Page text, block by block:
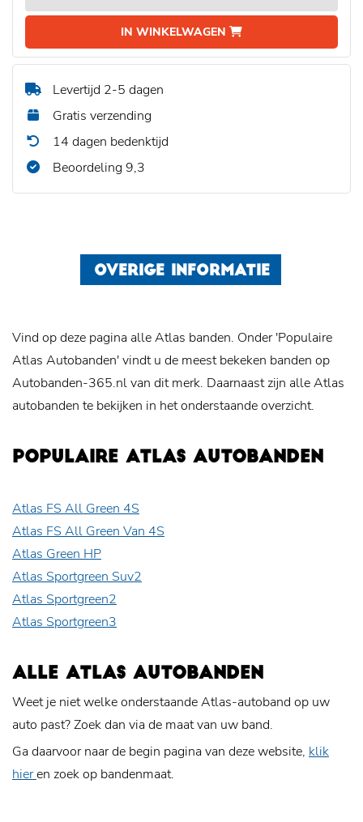
IN WINKELWAGEN
Levertijd 2-5 dagen
Gratis verzending
14 dagen bedenktijd
Beoordeling 9,3
OVERIGE INFORMATIE
Vind op deze pagina alle Atlas banden. Onder 'Populaire
Atlas Autobanden' vindt u de meest bekeken banden op
Autobanden-365.nl van dit merk. Daarnaast zijn alle Atlas
autobanden te bekijken in het onderstaande overzicht.
POPULAIRE ATLAS AUTOBANDEN
Atlas FS All Green 4S
Atlas FS All Green Van 4S
Atlas Green HP
Atlas Sportgreen Suv2
Atlas Sportgreen2
Atlas Sportgreen3
ALLE ATLAS AUTOBANDEN
Weet je niet welke onderstaande Atlas-autoband op uw
auto past? Zoek dan via de maat van uw band.
Ga daarvoor naar de begin pagina van deze website, klik
hieren zoek op bandenmaat.